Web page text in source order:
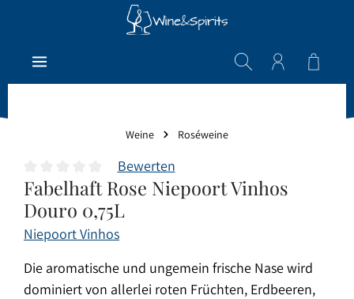
Zum Hauptinhalt springen
Weine Roséweine
Durchschnittliche Bewertung von 0 von 5 Sternen
Bewerten
Fabelhaft Rose Niepoort Vinhos
Douro 0,75L
Niepoort Vinhos
Die aromatische und ungemein frische Nase wird
dominiert von allerlei roten Früchten, Erdbeeren,